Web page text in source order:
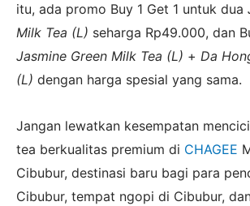
itu, ada promo Buy 1 Get 1 untuk dua
Milk Tea (L) seharga Rp49.000, dan
Jasmine Green Milk Tea (L) + Da
(L) dengan harga spesial yang sama.
Jangan lewatkan kesempatan
tea berkualitas premium di CHAGEE
Cibubur, destinasi baru bagi para
Cibubur, tempat ngopi di Cibubur,